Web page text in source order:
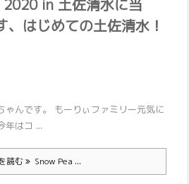
in 土佐清水に当
、はじめての土佐清水！
ゃんです。 もーりぃファミリー元気に
年はコ ...
読む Snow Pea ...